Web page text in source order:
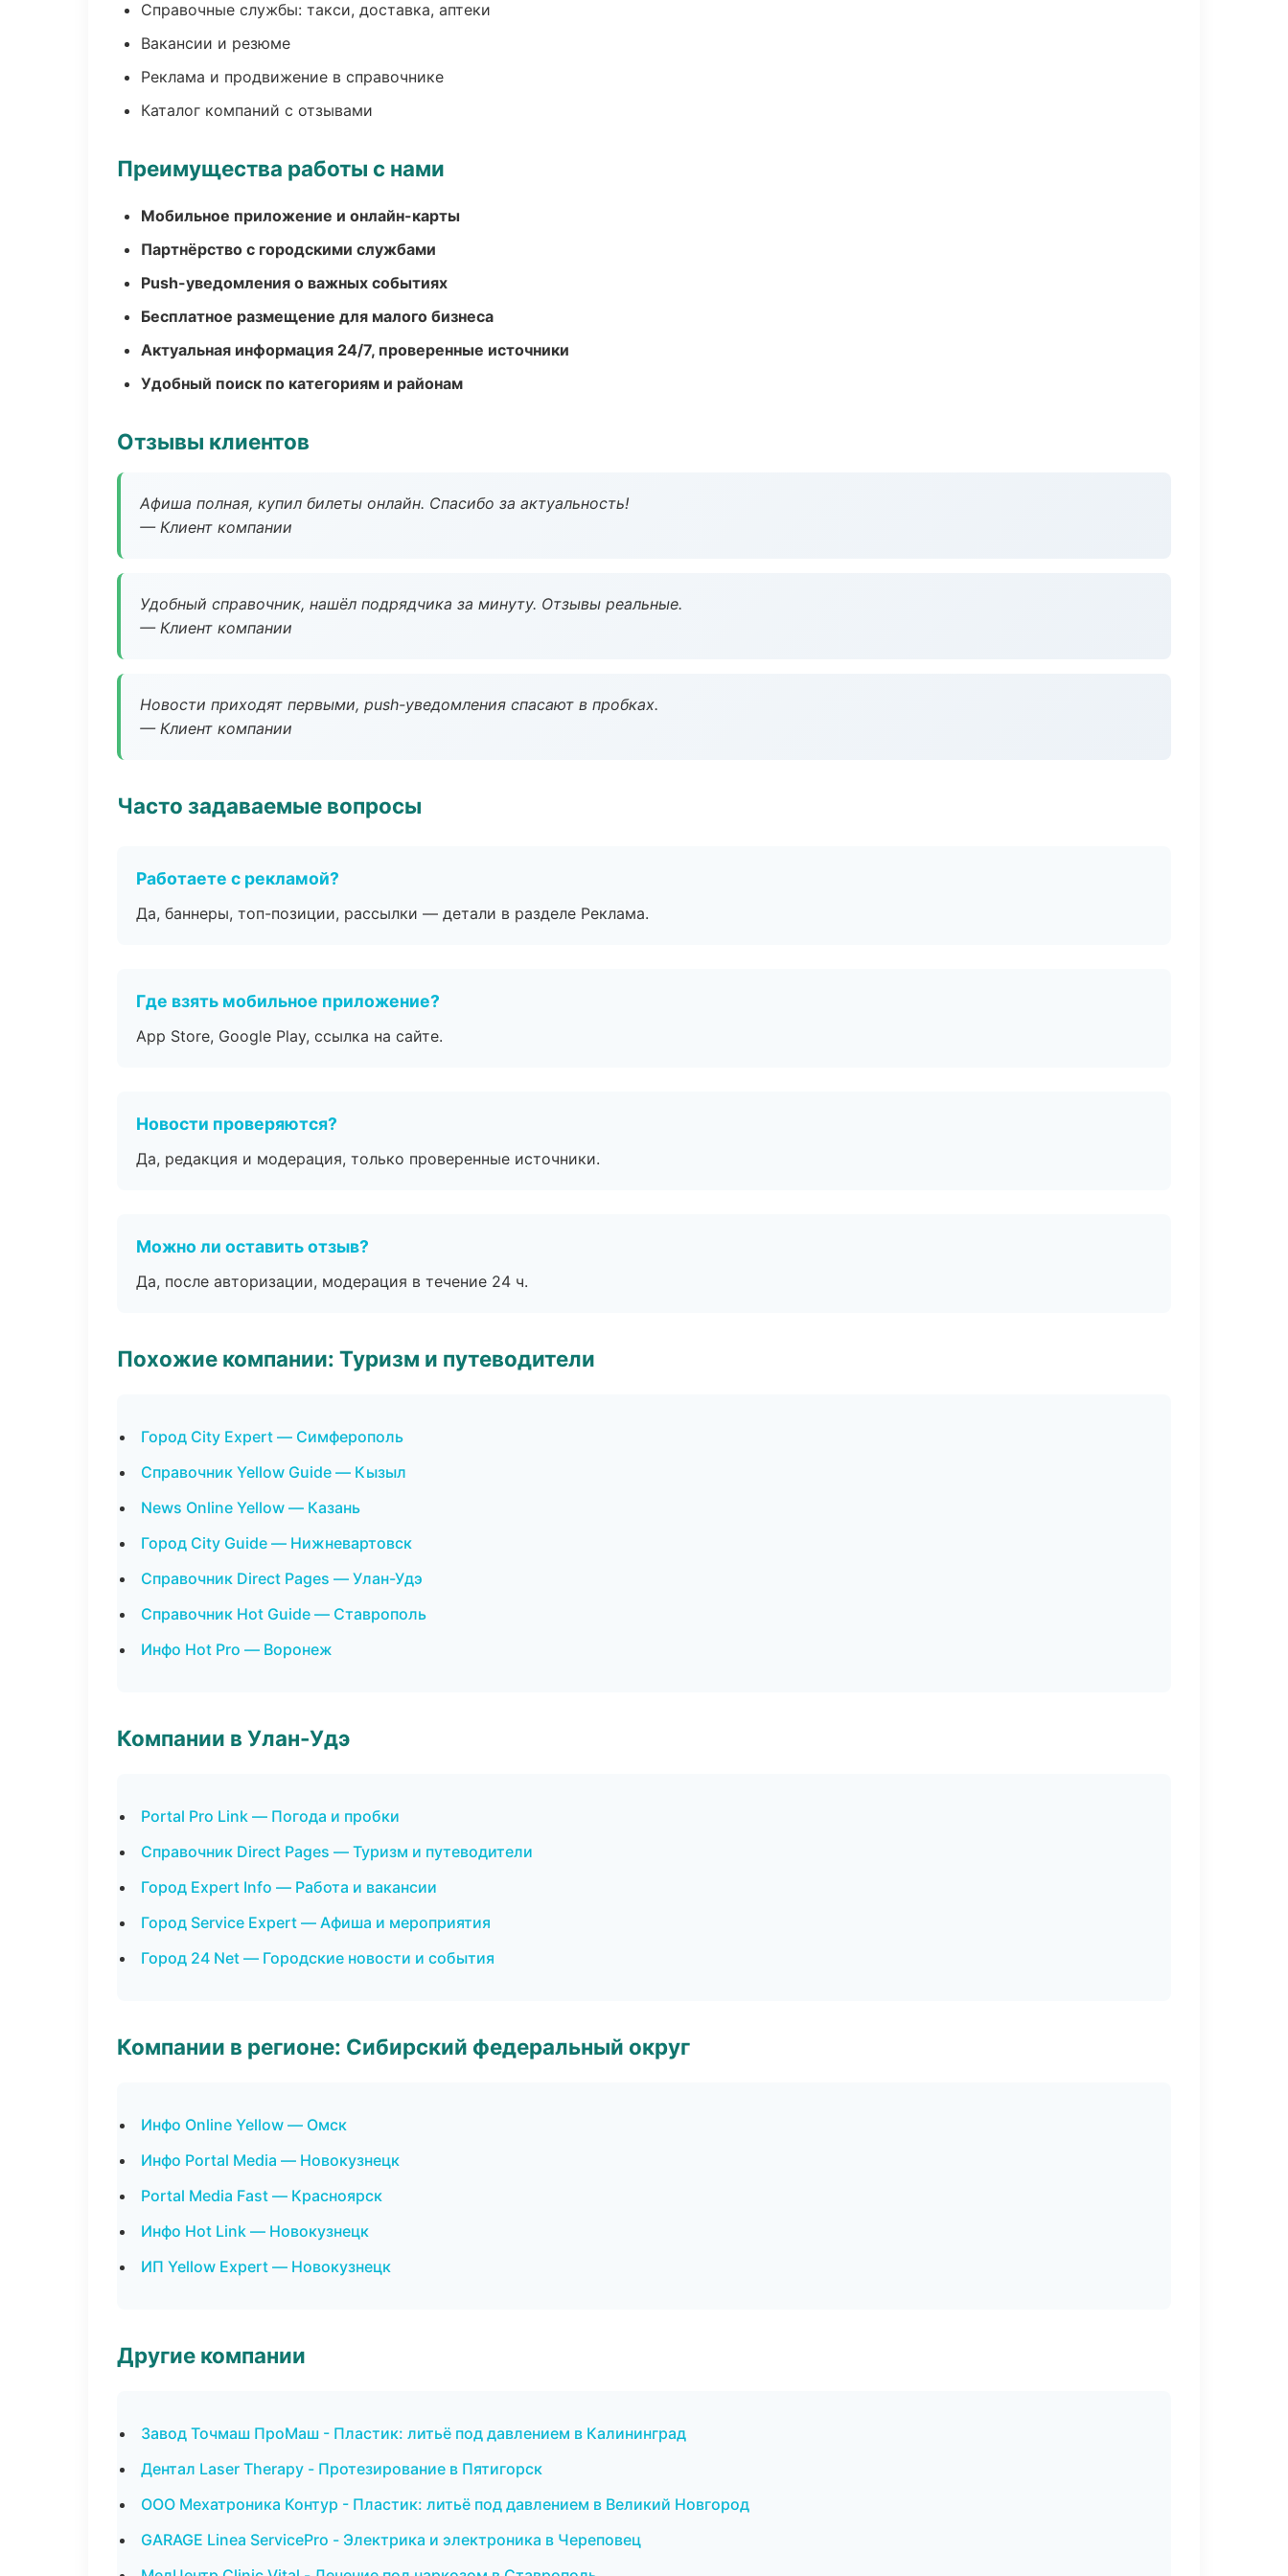
Справочные службы: такси, доставка, аптеки
Вакансии и резюме
Реклама и продвижение в справочнике
Каталог компаний с отзывами
Преимущества работы с нами
Мобильное приложение и онлайн-карты
Партнёрство с городскими службами
Push-уведомления о важных событиях
Бесплатное размещение для малого бизнеса
Актуальная информация 24/7, проверенные источники
Удобный поиск по категориям и районам
Отзывы клиентов
Афиша полная, купил билеты онлайн. Спасибо за актуальность!
— Клиент компании
Удобный справочник, нашёл подрядчика за минуту. Отзывы реальные.
— Клиент компании
Новости приходят первыми, push-уведомления спасают в пробках.
— Клиент компании
Часто задаваемые вопросы
Работаете с рекламой?
Да, баннеры, топ-позиции, рассылки — детали в разделе Реклама.
Где взять мобильное приложение?
App Store, Google Play, ссылка на сайте.
Новости проверяются?
Да, редакция и модерация, только проверенные источники.
Можно ли оставить отзыв?
Да, после авторизации, модерация в течение 24 ч.
Похожие компании: Туризм и путеводители
Город City Expert — Симферополь
Справочник Yellow Guide — Кызыл
News Online Yellow — Казань
Город City Guide — Нижневартовск
Справочник Direct Pages — Улан-Удэ
Справочник Hot Guide — Ставрополь
Инфо Hot Pro — Воронеж
Компании в Улан-Удэ
Portal Pro Link — Погода и пробки
Справочник Direct Pages — Туризм и путеводители
Город Expert Info — Работа и вакансии
Город Service Expert — Афиша и мероприятия
Город 24 Net — Городские новости и события
Компании в регионе: Сибирский федеральный округ
Инфо Online Yellow — Омск
Инфо Portal Media — Новокузнецк
Portal Media Fast — Красноярск
Инфо Hot Link — Новокузнецк
ИП Yellow Expert — Новокузнецк
Другие компании
Завод Точмаш ПроМаш - Пластик: литьё под давлением в Калининград
Дентал Laser Therapy - Протезирование в Пятигорск
ООО Мехатроника Контур - Пластик: литьё под давлением в Великий Новгород
GARAGE Linea ServicePro - Электрика и электроника в Череповец